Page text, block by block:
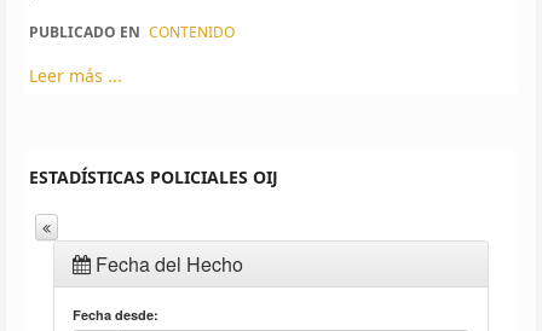
PUBLICADO EN CONTENIDO
Leer más ...
ESTADÍSTICAS POLICIALES OIJ